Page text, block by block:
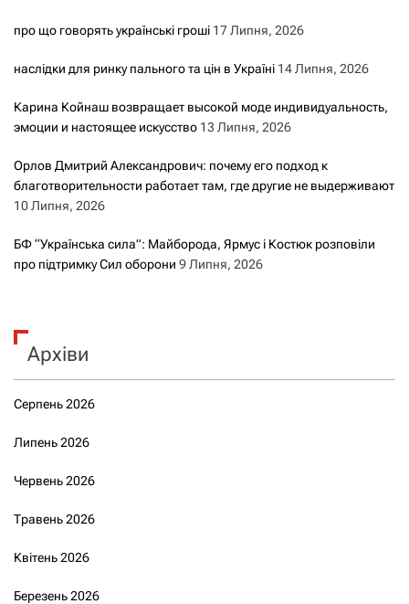
про що говорять українські гроші 17 Липня, 2026
наслідки для ринку пального та цін в Україні 14 Липня, 2026
Карина Койнаш возвращает высокой моде индивидуальность,
эмоции и настоящее искусство 13 Липня, 2026
Орлов Дмитрий Александрович: почему его подход к
благотворительности работает там, где другие не выдерживают
10 Липня, 2026
БФ “Українська сила”: Майборода, Ярмус і Костюк розповіли
про підтримку Сил оборони 9 Липня, 2026
Архіви
Серпень 2026
Липень 2026
Червень 2026
Травень 2026
Квітень 2026
Березень 2026